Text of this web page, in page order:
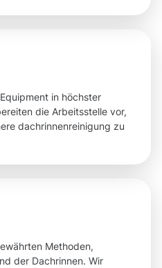
in höchster
die Arbeitsstelle vor,
dachrinnenreinigung zu
Methoden,
der Dachrinnen. Wir